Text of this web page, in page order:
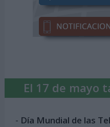
El 17 de mayo
- Día Mundial de las